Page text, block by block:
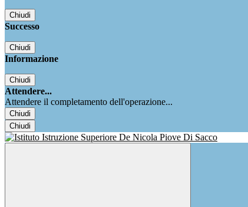
Chiudi
Successo
Chiudi
Informazione
Chiudi
Attendere...
Attendere il completamento dell'operazione...
Chiudi
Chiudi